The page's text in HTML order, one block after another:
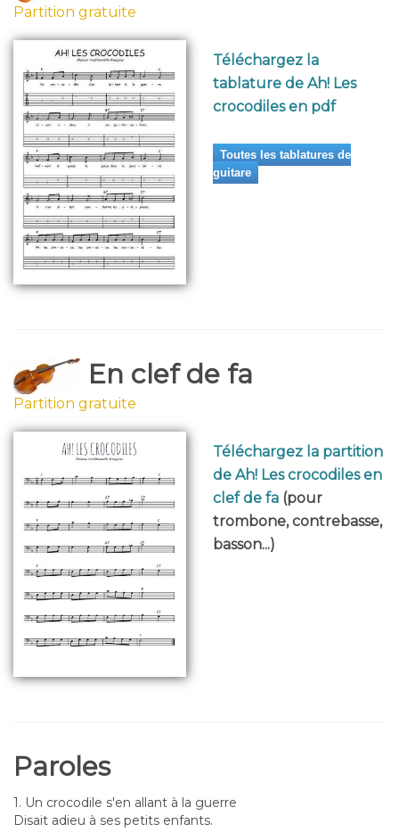
Partition gratuite
Téléchargez la
tablature de Ah! Les
crocodiles en pdf
Toutes les tablatures de
guitare
En clef de fa
Partition gratuite
Téléchargez la partition
de Ah! Les crocodiles en
clef de fa (pour
trombone, contrebasse,
basson...)
Paroles
1. Un crocodile s'en allant à la guerre
Disait adieu à ses petits enfants.